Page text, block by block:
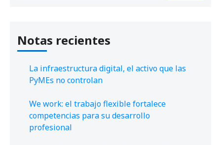
Notas recientes
La infraestructura digital, el activo que las
PyMEs no controlan
We work: el trabajo flexible fortalece
competencias para su desarrollo
profesional